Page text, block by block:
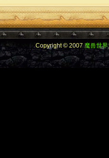
Copyright © 2007魔兽世